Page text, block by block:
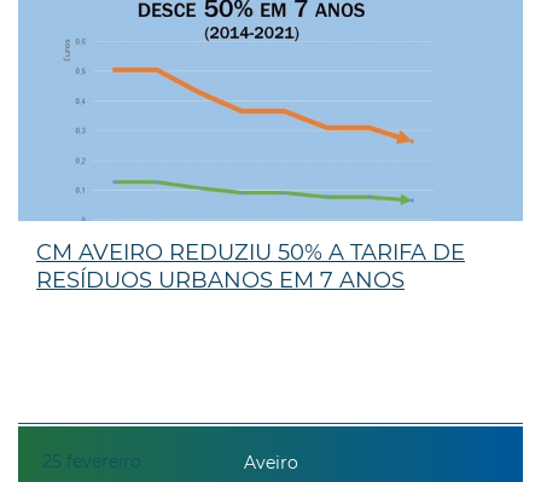
25 fevereiro
CM AVEIRO REDUZIU 50% A TARIFA DE
RESÍDUOS URBANOS EM 7 ANOS
Aveiro